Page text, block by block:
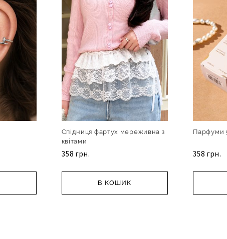
Спідниця фартух мереживна з
квітами
358 грн.
В КОШИК
Парфуми
358 грн.